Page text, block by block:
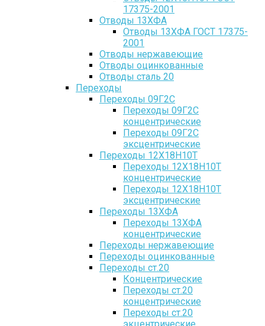
17375-2001
Отводы 13ХФА
Отводы 13ХФА ГОСТ 17375-
2001
Отводы нержавеющие
Отводы оцинкованные
Отводы сталь 20
Переходы
Переходы 09Г2С
Переходы 09Г2С
концентрические
Переходы 09Г2С
эксцентрические
Переходы 12Х18Н10Т
Переходы 12Х18Н10Т
концентрические
Переходы 12Х18Н10Т
эксцентрические
Переходы 13ХФА
Переходы 13ХФА
концентрические
Переходы нержавеющие
Переходы оцинкованные
Переходы ст.20
Концентрические
Переходы ст.20
концентрические
Переходы ст.20